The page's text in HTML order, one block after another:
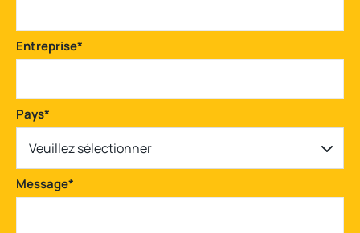
Entreprise*
Pays*
Veuillez sélectionner
Message*